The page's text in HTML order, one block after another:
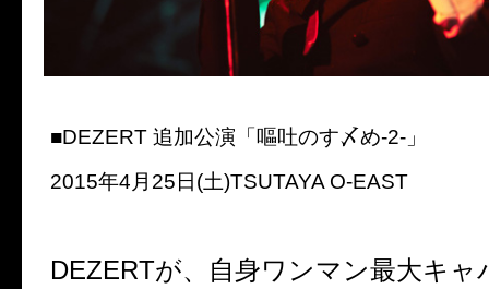
■DEZERT 追加公演「嘔吐のす〆め-2-」
2015年4月25日(土)TSUTAYA O-EAST
DEZERTが、自身ワンマン最大キャ